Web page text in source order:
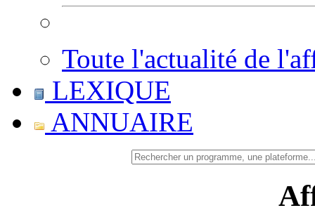
Toute l'actualité de
LEXIQUE
ANNUAIRE